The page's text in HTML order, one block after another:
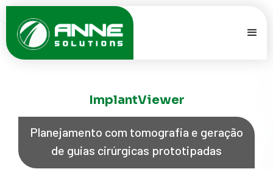
ImplantViewer
Planejamento com tomografia e geração
de guias cirúrgicas prototipadas